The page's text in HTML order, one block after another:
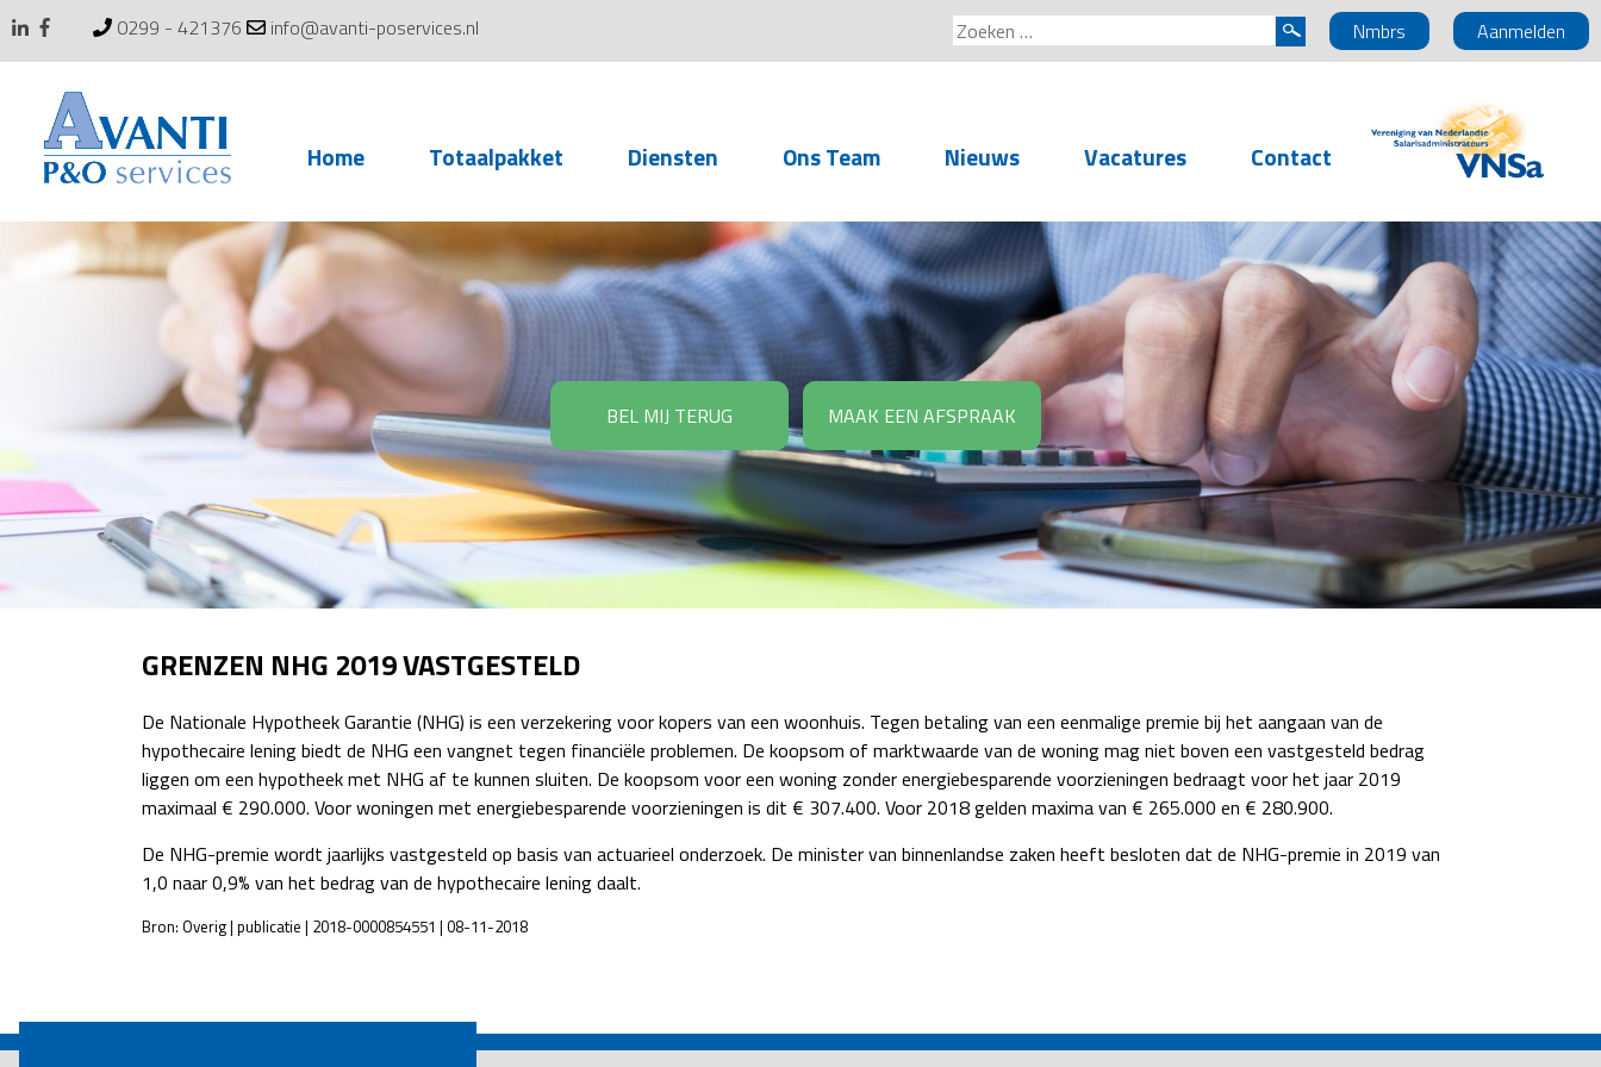
0299 - 421376 info@avanti-poservices.nl Aanmelden
Nmbrs
Zoeken
naar:
Home Totaalpakket Diensten
Service voor
accountants- en
administratiekantoren
Arbeidsrechtelijke
Advisering
Salarisadministratie
Personeelsadministratie
Detachering
Ons Team Nieuws Vacatures Contact
BEL MIJ TERUG MAAK EEN AFSPRAAK
GRENZEN NHG 2019 VASTGESTELD
De Nationale Hypotheek Garantie (NHG) is een verzekering voor kopers van een woonhuis. Tegen betaling van een eenmalige premie bij het aangaan van de
hypothecaire lening biedt de NHG een vangnet tegen financiële problemen. De koopsom of marktwaarde van de woning mag niet boven een vastgesteld bedrag
liggen om een hypotheek met NHG af te kunnen sluiten. De koopsom voor een woning zonder energiebesparende voorzieningen bedraagt voor het jaar 2019
maximaal € 290.000. Voor woningen met energiebesparende voorzieningen is dit € 307.400. Voor 2018 gelden maxima van € 265.000 en € 280.900.
De NHG-premie wordt jaarlijks vastgesteld op basis van actuarieel onderzoek. De minister van binnenlandse zaken heeft besloten dat de NHG-premie in 2019 van
1,0 naar 0,9% van het bedrag van de hypothecaire lening daalt.
Bron: Overig | publicatie | 2018-0000854551 | 08-11-2018
NAVIGATION